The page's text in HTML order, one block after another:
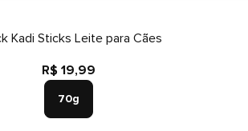
Kadi Sticks Leite para Cães
R$ 19,99
70g